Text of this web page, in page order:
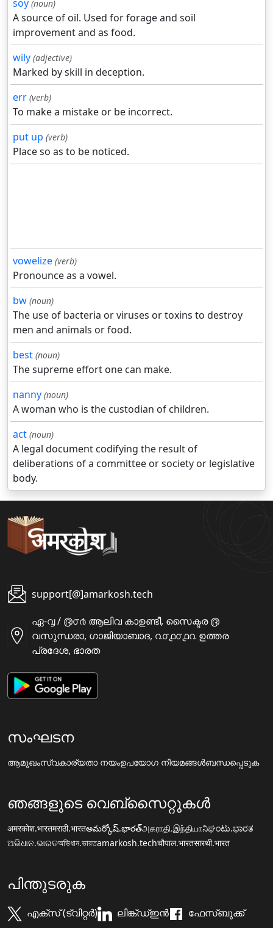
soy (noun)
A source of oil. Used for forage and soil
improvement and as food.
wily (adjective)
Marked by skill in deception.
err (verb)
To make a mistake or be incorrect.
put up (verb)
Place so as to be noticed.
vowelize (verb)
Pronounce as a vowel.
bw (noun)
The use of bacteria or viruses or toxins to destroy
men and animals or food.
best (noun)
The supreme effort one can make.
nanny (noun)
A woman who is the custodian of children.
act (noun)
A legal document codifying the result of
deliberations of a committee or society or legislative
body.
support[@]amarkosh.tech
ഏ-൮ / ൫൦൪ ആലിവ കാഉണ്ടീ, സൈക്ടര ൫
വസുന്ധരാ, ഗാജിയാബാദ, ൨൦൧൦൧൨ ഉത്തര
പ്രദേശ, ഭാരത
സംഘടന
ആമുഖംസ്വകാര്യതാ നയംഉപയോഗ നിയമങ്ങൾബന്ധപ്പെടുക
ഞങ്ങളുടെ വെബ്സൈറ്റുകൾ
अमरकोश.भारतमराठी.भारतఅమర్కోష్.భారత్அகராதி.இந்தியாನಿಘಂಟು.ಭಾರತ
ଅଭିଧାନ.ଭାରତঅভিধান.ভারতamarkosh.techचौपाल.भारतसारथी.भारत
പിന്തുടരുക
എക്സ് (ട്വിറ്റർ) ലിങ്ക്ഡ്ഇൻ ഫേസ്ബുക്ക്